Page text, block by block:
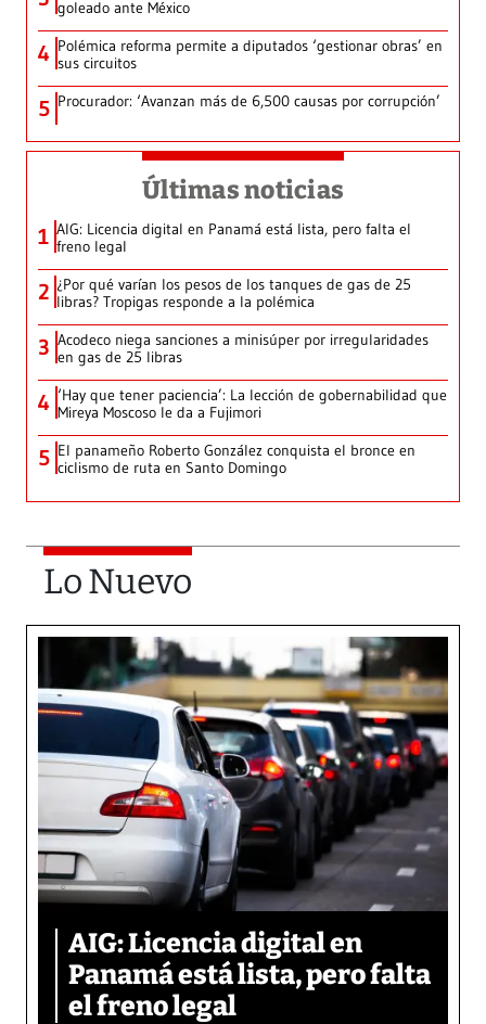
goleado ante México
4 Polémica reforma permite a diputados ‘gestionar obras’ en
sus circuitos
5 Procurador: ‘Avanzan más de 6,500 causas por corrupción’
Últimas noticias
1 AIG: Licencia digital en Panamá está lista, pero falta el
freno legal
2 ¿Por qué varían los pesos de los tanques de gas de 25
libras? Tropigas responde a la polémica
3 Acodeco niega sanciones a minisúper por irregularidades
en gas de 25 libras
4 ‘Hay que tener paciencia’: La lección de gobernabilidad que
Mireya Moscoso le da a Fujimori
5 El panameño Roberto González conquista el bronce en
ciclismo de ruta en Santo Domingo
Lo Nuevo
AIG: Licencia digital en
Panamá está lista, pero falta
el freno legal